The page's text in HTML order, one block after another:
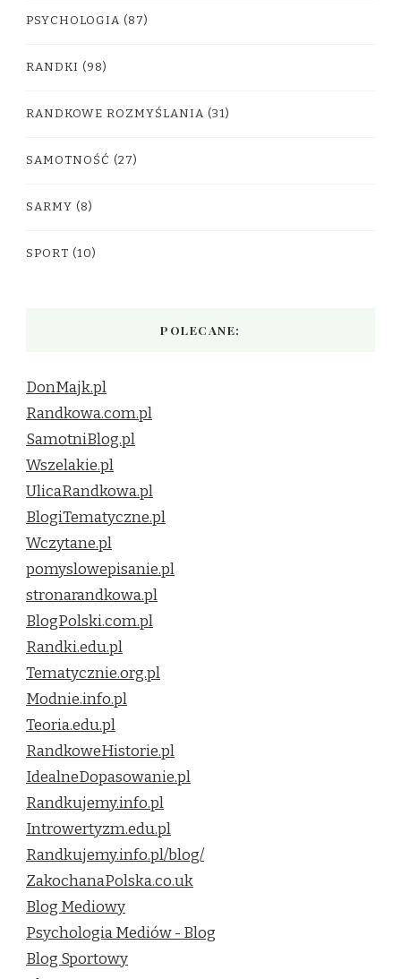
PSYCHOLOGIA (87)
RANDKI (98)
RANDKOWE ROZMYŚLANIA (31)
SAMOTNOŚĆ (27)
SARMY (8)
SPORT (10)
POLECANE:
DonMajk.pl
Randkowa.com.pl
SamotniBlog.pl
Wszelakie.pl
UlicaRandkowa.pl
BlogiTematyczne.pl
Wczytane.pl
pomyslowepisanie.pl
stronarandkowa.pl
BlogPolski.com.pl
Randki.edu.pl
Tematycznie.org.pl
Modnie.info.pl
Teoria.edu.pl
RandkoweHistorie.pl
IdealneDopasowanie.pl
Randkujemy.info.pl
Introwertyzm.edu.pl
Randkujemy.info.pl/blog/
ZakochanaPolska.co.uk
Blog Mediowy
Psychologia Mediów - Blog
Blog Sportowy